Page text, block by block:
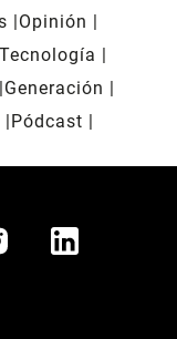
Opinión
Tecnología
Generación
Pódcast